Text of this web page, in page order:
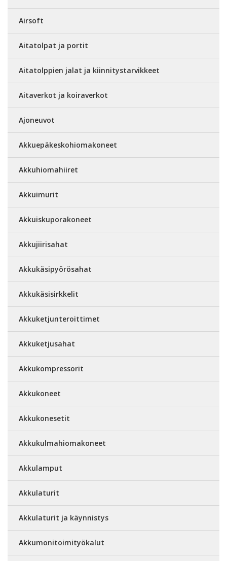
Airsoft
Aitatolpat ja portit
Aitatolppien jalat ja kiinnitystarvikkeet
Aitaverkot ja koiraverkot
Ajoneuvot
Akkuepäkeskohiomakoneet
Akkuhiomahiiret
Akkuimurit
Akkuiskuporakoneet
Akkujiirisahat
Akkukäsipyörösahat
Akkukäsisirkkelit
Akkuketjunteroittimet
Akkuketjusahat
Akkukompressorit
Akkukoneet
Akkukonesetit
Akkukulmahiomakoneet
Akkulamput
Akkulaturit
Akkulaturit ja käynnistys
Akkumonitoimityökalut